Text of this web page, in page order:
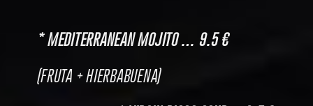
* MEDITERRANEAN MOJITO … 9.5 €
(FRUTA + HIERBABUENA)